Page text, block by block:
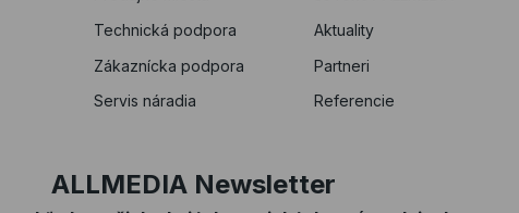
Technická podpora
Zákaznícka podpora
Servis náradia
Aktuality
Partneri
Referencie
ALLMEDIA Newsletter